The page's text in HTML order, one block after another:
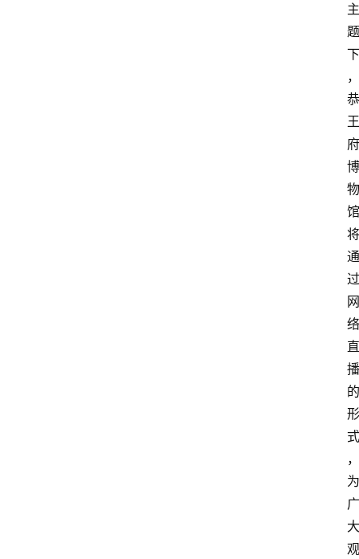
主
题
下
，
恭
王
府
博
物
馆
将
通
过
网
络
直
播
的
形
式
，
为
广
大
观